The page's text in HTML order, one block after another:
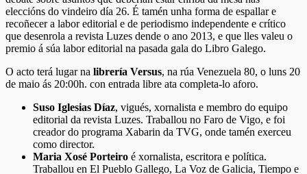
eleccións do vindeiro día 26. É tamén unha forma de espallar e
recoñecer a labor editorial e de periodismo independente e crítico
que desenrola a revista Luzes dende o ano 2013, e que lles valeu o
premio á súa labor editorial na pasada gala do Libro Galego.
O acto terá lugar na librería Versus, na rúa Venezuela 80, o luns 20
de maio ás 20:00h. con entrada libre ata completa-lo aforo.
Suso Iglesias Díaz, vigués, xornalista e membro do equipo
editorial da revista Luzes. Traballou no Faro de Vigo, e foi
creador do programa Xabarin da TVG, onde tamén exerceu
como director.
Maria Xosé Porteiro é xornalista, escritora e política.
Traballou en El Pueblo Gallego, La Voz de Galicia, Tiempo e